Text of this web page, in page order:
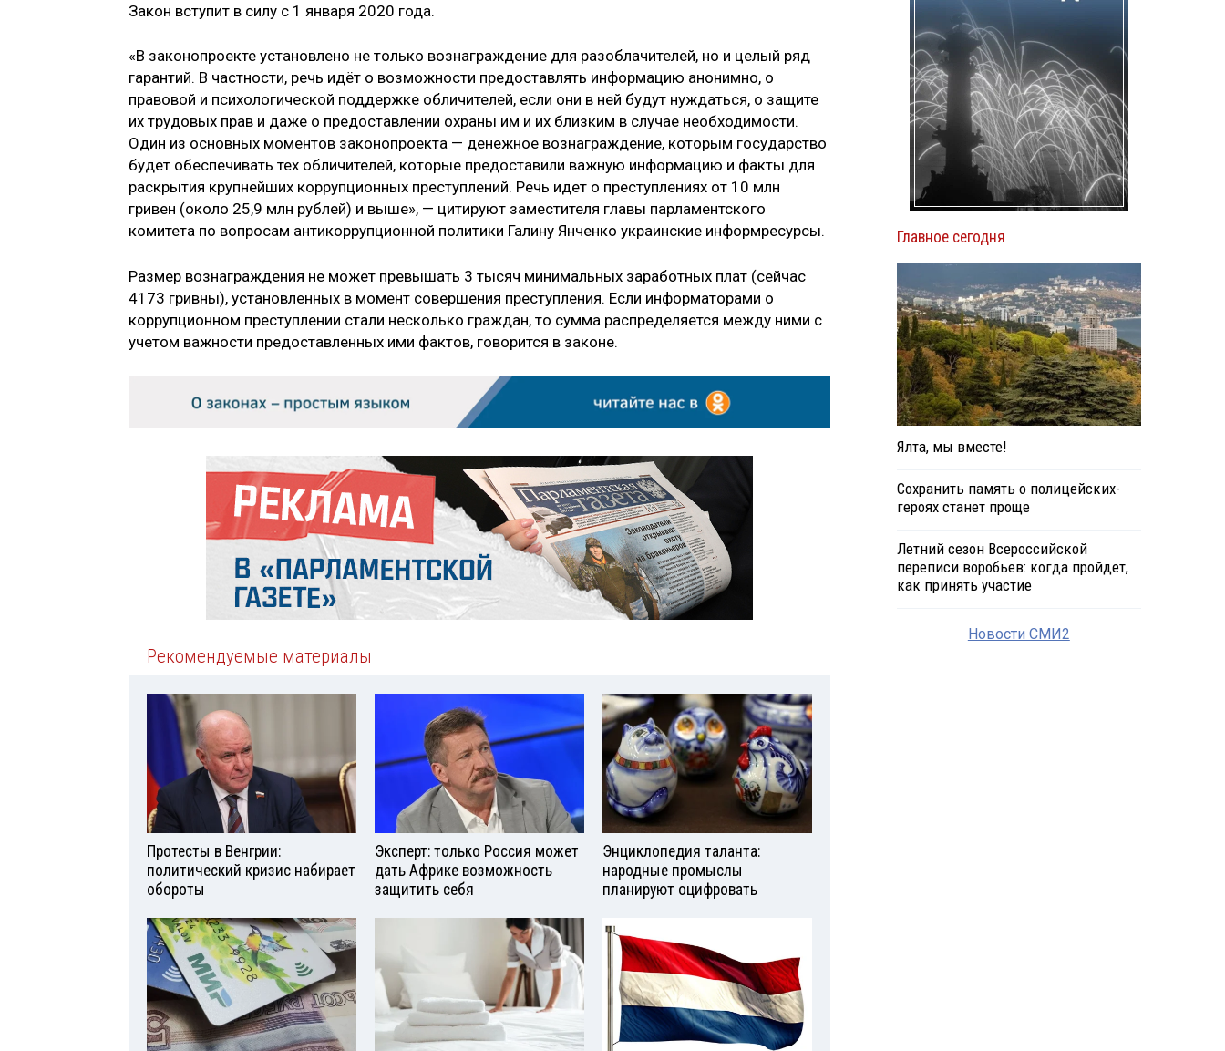
Закон вступит в силу с 1 января 2020 года.
«В законопроекте установлено не только вознаграждение для разоблачителей, но и целый ряд
гарантий. В частности, речь идёт о возможности предоставлять информацию анонимно, о
правовой и психологической поддержке обличителей, если они в ней будут нуждаться, о защите
их трудовых прав и даже о предоставлении охраны им и их близким в случае необходимости.
Один из основных моментов законопроекта — денежное вознаграждение, которым государство
будет обеспечивать тех обличителей, которые предоставили важную информацию и факты для
раскрытия крупнейших коррупционных преступлений. Речь идет о преступлениях от 10 млн
гривен (около 25,9 млн рублей) и выше», — цитируют заместителя главы парламентского
комитета по вопросам антикоррупционной политики Галину Янченко украинские информресурсы.
Размер вознаграждения не может превышать 3 тысяч минимальных заработных плат (сейчас
4173 гривны), установленных в момент совершения преступления. Если информаторами о
коррупционном преступлении стали несколько граждан, то сумма распределяется между ними с
учетом важности предоставленных ими фактов, говорится в законе.
Рекомендуемые материалы
Протесты в Венгрии:
политический кризис набирает
обороты
Эксперт: только Россия может
дать Африке возможность
защитить себя
Энциклопедия таланта:
народные промыслы
планируют оцифровать
Главное сегодня
Ялта, мы вместе!
Сохранить память о полицейских-
героях станет проще
Летний сезон Всероссийской
переписи воробьев: когда пройдет,
как принять участие
Новости СМИ2